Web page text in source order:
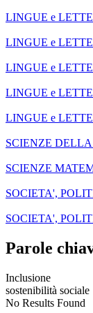
LINGUE e
LINGUE e
LINGUE e
LINGUE e
LINGUE e
SCIENZE DELLA
SCIENZE
SOCIETA',
SOCIETA',
Parole
Inclusione
sostenibilità sociale
No Results Found